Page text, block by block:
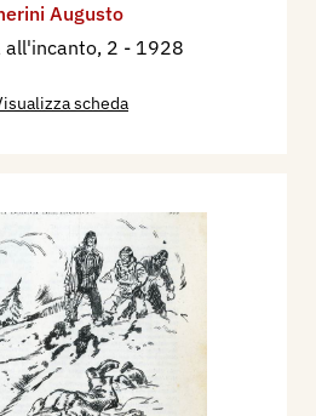
Augusto
all'incanto, 2 - 1928
scheda